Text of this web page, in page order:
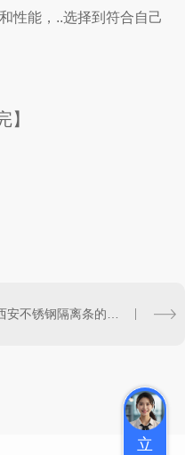
性能，..选择到符合自己
】
立